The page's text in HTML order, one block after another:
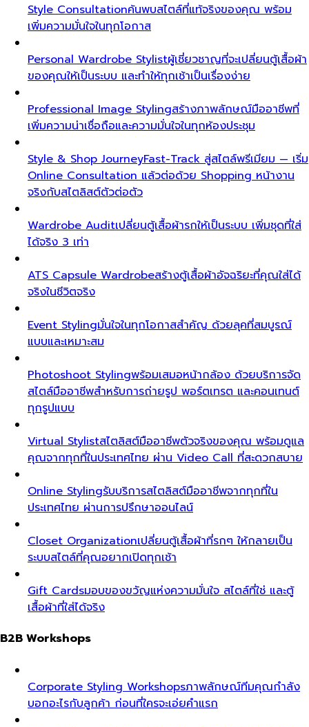
Style Consultationค้นพบสไตล์ที่แท้จริงของคุณ พร้อม
เพิ่มความมั่นใจในทุกโอกาส
Personal Wardrobe Stylistผู้เชี่ยวชาญที่จะเปลี่ยนตู้เสื้อผ้า
ของคุณให้เป็นระบบ และทำให้ทุกเช้าเป็นเรื่องง่าย
Professional Image Stylingสร้างภาพลักษณ์มืออาชีพที่
เพิ่มความน่าเชื่อถือและความมั่นใจในทุกห้องประชุม
Style & Shop JourneyFast-Track สู่สไตล์พรีเมียม — เริ่ม
Online Consultation แล้วต่อด้วย Shopping หน้างาน
จริงกับสไตลิสต์ตัวต่อตัว
Wardrobe Auditเปลี่ยนตู้เสื้อผ้ารกให้เป็นระบบ เพิ่มชุดที่ใส่
ได้จริง 3 เท่า
ATS Capsule Wardrobeสร้างตู้เสื้อผ้าอัจฉริยะที่คุณใส่ได้
จริงในชีวิตจริง
Event Stylingมั่นใจในทุกโอกาสสำคัญ ด้วยลุคที่สมบูรณ์
แบบและเหมาะสม
Photoshoot Stylingพร้อมเสมอหน้ากล้อง ด้วยบริการจัด
สไตล์มืออาชีพสำหรับการถ่ายรูป พอร์ตเทรต และคอนเทนต์
ทุกรูปแบบ
Virtual Stylistสไตลิสต์มืออาชีพตัวจริงของคุณ พร้อมดูแล
คุณจากทุกที่ในประเทศไทย ผ่าน Video Call ที่สะดวกสบาย
Online Stylingรับบริการสไตลิสต์มืออาชีพจากทุกที่ใน
ประเทศไทย ผ่านการปรึกษาออนไลน์
Closet Organizationเปลี่ยนตู้เสื้อผ้าที่รกๆ ให้กลายเป็น
ระบบสไตล์ที่คุณอยากเปิดทุกเช้า
Gift Cardsมอบของขวัญแห่งความมั่นใจ สไตล์ที่ใช่ และตู้
เสื้อผ้าที่ใส่ได้จริง
B2B Workshops
Corporate Styling Workshopsภาพลักษณ์ทีมคุณกำลัง
บอกอะไรกับลูกค้า ก่อนที่ใครจะเอ่ยคำแรก